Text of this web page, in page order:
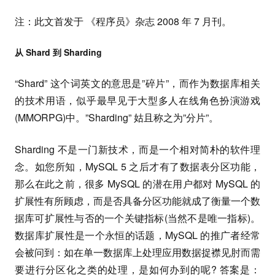
注：此文首发于 《程序员》杂志 2008 年 7 月刊。
从 Shard 到 Sharding
“Shard” 这个词英文的意思是”碎片”，而作为数据库相关
的技术用语，似乎最早见于大型多人在线角色扮演游戏
(MMORPG)中。”Sharding” 姑且称之为”分片”。
Sharding 不是一门新技术，而是一个相对简朴的软件理
念。如您所知，MySQL 5 之后才有了数据表分区功能，
那么在此之前，很多 MySQL 的潜在用户都对 MySQL 的
扩展性有所顾虑，而是否具备分区功能就成了衡量一个数
据库可扩展性与否的一个关键指标(当然不是唯一指标)。
数据库扩展性是一个永恒的话题，MySQL 的推广者经常
会被问到：如在单一数据库上处理应用数据捉襟见肘而需
要进行分区化之类的处理，是如何办到的呢? 答案是：